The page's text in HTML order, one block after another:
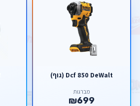
Dcf 850 DeWalt (גוף)
מברגות
₪699